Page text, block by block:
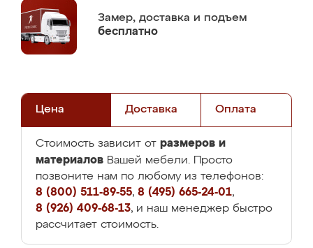
Замер, доставка и подъем
бесплатно
Цена Доставка Оплата
Стоимость зависит от размеров и
материалов Вашей мебели. Просто
позвоните нам по любому из телефонов:
8 (800) 511-89-55, 8 (495) 665-24-01,
8 (926) 409-68-13, и наш менеджер быстро
рассчитает стоимость.